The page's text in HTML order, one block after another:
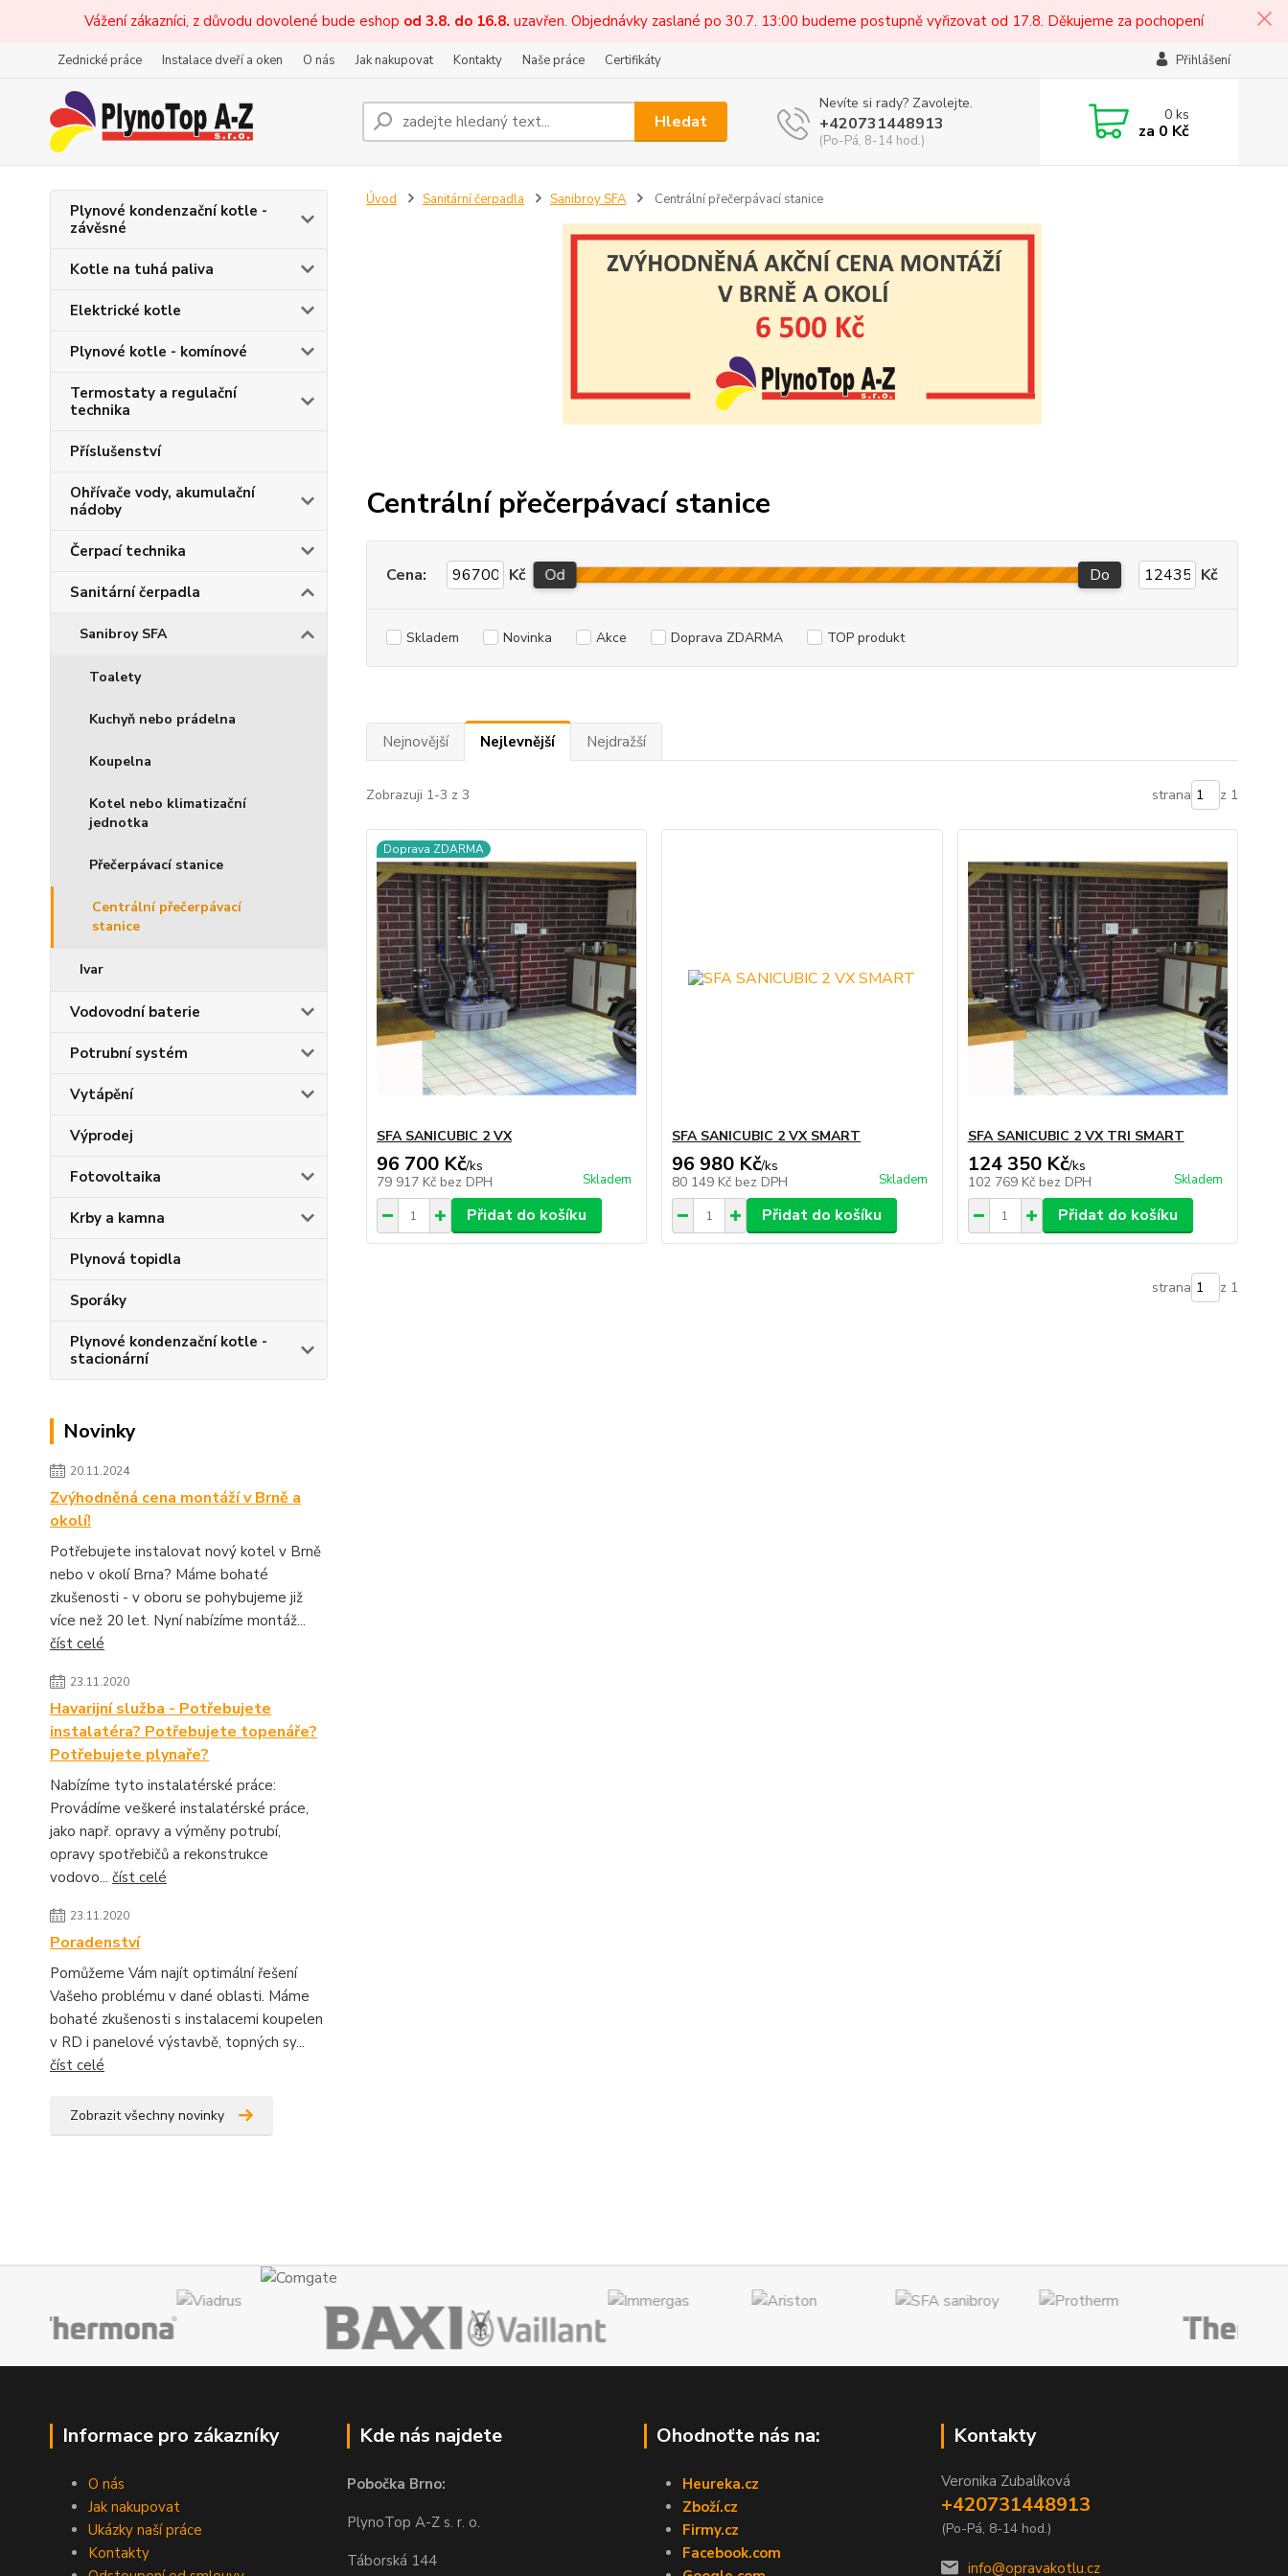
Vážení zákazníci, z důvodu dovolené bude eshop od 3.8. do 16.8. uzavřen. Objednávky zaslané po 30.7. 13:00 budeme postupně vyřizovat od 17.8. Děkujeme za pochopení
Zednické práce Instalace dveří a oken O nás Jak nakupovat Kontakty Naše práce Certifikáty Přihlášení
Hledat
Nevíte si rady? Zavolejte.
+420731448913
(Po-Pá, 8-14 hod.)
0ks
za 0 Kč
Plynové kondenzační kotle -
závěsné
Kotle na tuhá paliva
Elektrické kotle
Plynové kotle - komínové
Termostaty a regulační
technika
Příslušenství
Ohřívače vody, akumulační
nádoby
Čerpací technika
Sanitární čerpadla
Sanibroy SFA
Toalety
Kuchyň nebo prádelna
Koupelna
Kotel nebo klimatizační
jednotka
Přečerpávací stanice
Centrální přečerpávací
stanice
Ivar
Vodovodní baterie
Potrubní systém
Vytápění
Výprodej
Fotovoltaika
Krby a kamna
Plynová topidla
Sporáky
Plynové kondenzační kotle -
stacionární
Novinky
20.11.2024
Zvýhodněná cena montáží v Brně a
okolí!
Potřebujete instalovat nový kotel v Brně
nebo v okolí Brna? Máme bohaté
zkušenosti - v oboru se pohybujeme již
více než 20 let. Nyní nabízíme montáž...
číst celé
23.11.2020
Havarijní služba - Potřebujete
instalatéra? Potřebujete topenáře?
Potřebujete plynaře?
Nabízíme tyto instalatérské práce:
Provádíme veškeré instalatérské práce,
jako např. opravy a výměny potrubí,
opravy spotřebičů a rekonstrukce
vodovo... číst celé
23.11.2020
Poradenství
Pomůžeme Vám najít optimální řešení
Vašeho problému v dané oblasti. Máme
bohaté zkušenosti s instalacemi koupelen
v RD i panelové výstavbě, topných sy...
číst celé
Zobrazit všechny novinky
Úvod Sanitární čerpadla Sanibroy SFA Centrální přečerpávací stanice
Centrální přečerpávací stanice
Cena: Kč Od Do Kč
Skladem Novinka Akce Doprava ZDARMA TOP produkt
Nejnovější Nejlevnější Nejdražší
Zobrazuji 1-3 z 3 strana z 1
Doprava ZDARMA
SFA SANICUBIC 2 VX
96 700 Kč/ks
79 917 Kč bez DPH Skladem
Přidat do košíku
SFA SANICUBIC 2 VX SMART
96 980 Kč/ks
80 149 Kč bez DPH Skladem
Přidat do košíku
SFA SANICUBIC 2 VX TRI SMART
124 350 Kč/ks
102 769 Kč bez DPH Skladem
Přidat do košíku
strana z 1
Informace pro zákazníky
O nás
Jak nakupovat
Ukázky naší práce
Kontakty
Kde nás najdete
Pobočka Brno:
PlynoTop A-Z s. r. o.
Táborská 144
Ohodnoťte nás na:
Heureka.cz
Zboží.cz
Firmy.cz
Facebook.com
Kontakty
Veronika Zubalíková
+420731448913
(Po-Pá, 8-14 hod.)
info@opravakotlu.cz